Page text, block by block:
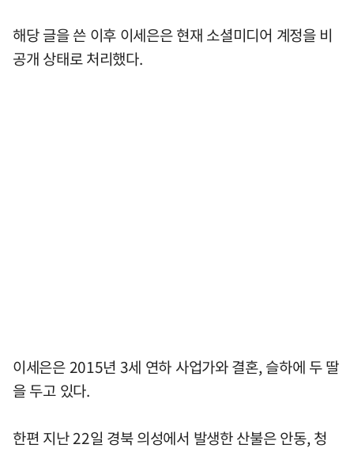
해당 글을 쓴 이후 이세은은 현재 소셜미디어 계정을 비
공개 상태로 처리했다.
이세은은 2015년 3세 연하 사업가와 결혼, 슬하에 두 딸
을 두고 있다.
한편 지난 22일 경북 의성에서 발생한 산불은 안동, 청